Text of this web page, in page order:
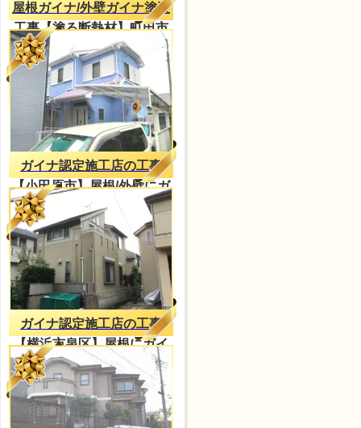
屋根ガイナ/外壁ガイナ塗装
工事【塗る断熱材】町田市
Ｎ様邸
ガイナ認定施工店の工事
【小田原市】屋根/外壁にガ
イナ塗装
ガイナ認定施工店の工事
【横浜市泉区】屋根にガイ
ナ塗装